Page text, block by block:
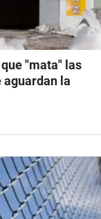
"mata" las
la